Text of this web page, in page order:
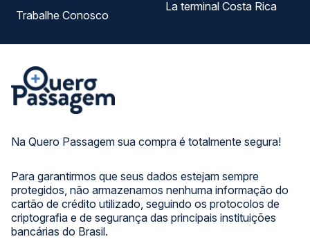
Na Quero Passagem sua compra é totalmente segura!
Para garantirmos que seus dados estejam sempre
protegidos, não armazenamos nenhuma informação do
cartão de crédito utilizado, seguindo os protocolos de
criptografia e de segurança das principais instituições
bancárias do Brasil.
Trabalhe Conosco
La terminal Costa Rica